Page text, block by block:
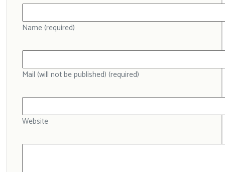
Name (required)
Mail (will not be published) (required)
Website